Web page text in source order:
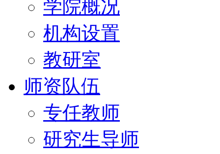
学院概况
机构设置
教研室
师资队伍
专任教师
研究生导师